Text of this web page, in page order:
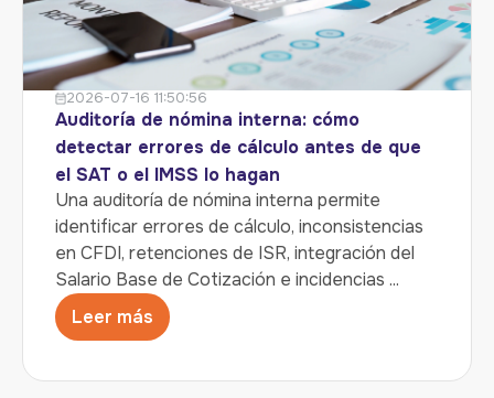
2026-07-16 11:50:56
Auditoría de nómina interna: cómo
detectar errores de cálculo antes de que
el SAT o el IMSS lo hagan
Una auditoría de nómina interna permite
identificar errores de cálculo, inconsistencias
en CFDI, retenciones de ISR, integración del
Salario Base de Cotización e incidencias ...
Leer más